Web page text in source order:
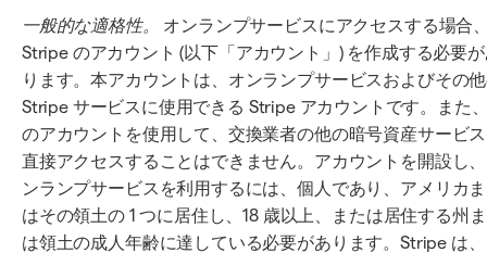
一般的な適格性。
オンランプサービスにアクセスする場合
Stripe のアカウント (以下「アカウント」) を作成する必要
ります。本アカウントは、オンランプサービスおよびその
Stripe サービスに使用できる Stripe アカウントです。また
のアカウントを使用して、交換業者の他の暗号資産サービ
直接アクセスすることはできません。アカウントを開設し
ンランプサービスを利用するには、個人であり、アメリカ
はその領土の 1 つに居住し、18 歳以上、または居住する州
は領土の成人年齢に達している必要があります。Stripe は、